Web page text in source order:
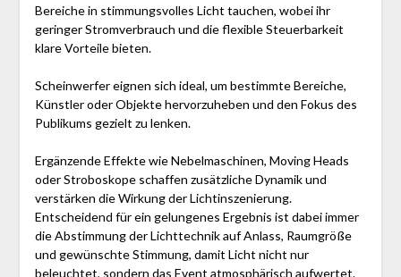
Bereiche in stimmungsvolles Licht tauchen, wobei ihr
geringer Stromverbrauch und die flexible Steuerbarkeit
klare Vorteile bieten.
Scheinwerfer eignen sich ideal, um bestimmte Bereiche,
Künstler oder Objekte hervorzuheben und den Fokus des
Publikums gezielt zu lenken.
Ergänzende Effekte wie Nebelmaschinen, Moving Heads
oder Stroboskope schaffen zusätzliche Dynamik und
verstärken die Wirkung der Lichtinszenierung.
Entscheidend für ein gelungenes Ergebnis ist dabei immer
die Abstimmung der Lichttechnik auf Anlass, Raumgröße
und gewünschte Stimmung, damit Licht nicht nur
beleuchtet, sondern das Event atmosphärisch aufwertet.